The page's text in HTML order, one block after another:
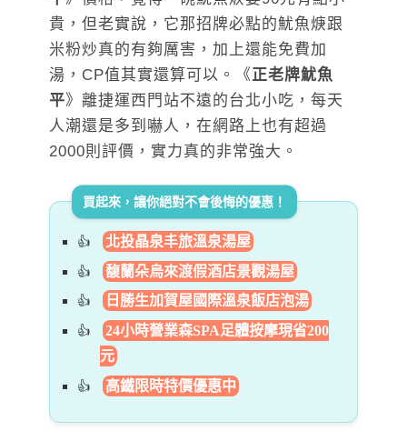
貴，但老實說，它那招牌必點的魷魚焿跟
米粉炒真的有夠厲害，加上還能免費加
湯，CP值其實還算可以。《正老牌魷魚
平》離捷運西門站不遠的台北小吃，每天
人潮還是多到嚇人，在網路上也有超過
2000則評價，實力真的非常強大。
買起來，讓你絕對不會後悔的優惠！
北投晶泉丰旅溫泉湯屋
馥蘭朵烏來渡假酒店景觀湯屋
日勝生加賀屋國際溫泉飯店泡湯
24小時營業森SPA足體按摩現省200
元
高鐵限時特價優惠中